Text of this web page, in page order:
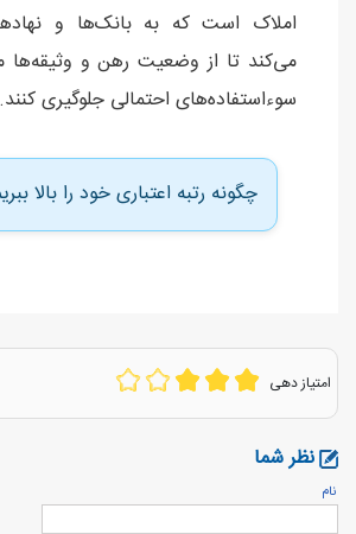
املاک است که به بانک‌ها و
می‌کند تا از وضعیت رهن و وثیقه‌ها
سوءاستفاده‌های احتمالی جلوگیری کنند.
چگونه رتبه اعتباری خود را بالا
امتیاز دهی
نظر شما
نام